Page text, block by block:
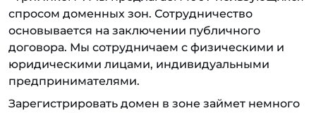
спросом доменных зон. Сотрудничество
основывается на заключении публичного
договора. Мы сотрудничаем с физическими и
юридическими лицами, индивидуальными
предпринимателями.
Зарегистрировать домен в зоне займет немного